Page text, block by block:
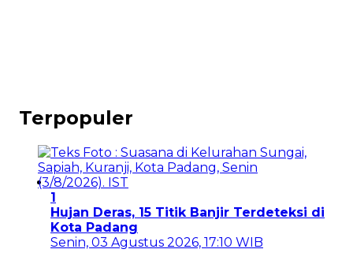
Terpopuler
1
Hujan Deras, 15 Titik Banjir Terdeteksi di
Kota Padang
Senin, 03 Agustus 2026, 17:10 WIB